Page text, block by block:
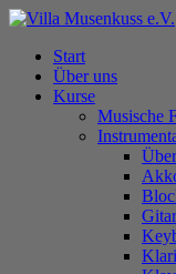
Skip
main
content
Menu
Start
Über uns
Kurse
Musische